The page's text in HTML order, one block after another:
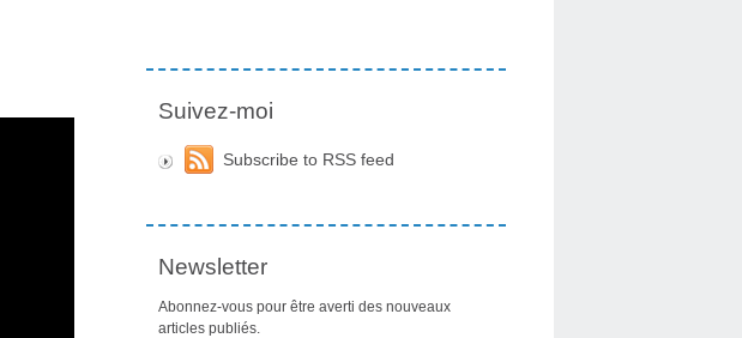
Suivez-moi
Subscribe to RSS feed
Newsletter
Abonnez-vous pour être averti des nouveaux
articles publiés.